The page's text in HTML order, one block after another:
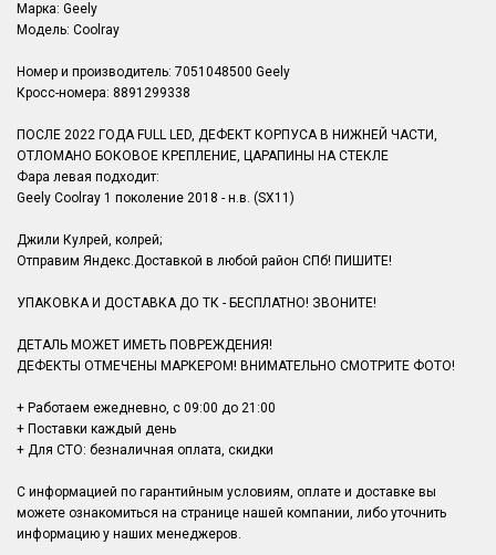
Марка: Geely
Модель: Coolray
Номер и производитель: 7051048500 Geely
Кросс-номера: 8891299338
ПОСЛЕ 2022 ГОДА FULL LED, ДЕФЕКТ КОРПУСА В НИЖНЕЙ ЧАСТИ,
ОТЛОМАНО БОКОВОЕ КРЕПЛЕНИЕ, ЦАРАПИНЫ НА СТЕКЛЕ
Фара левая подходит:
Geely Coolray 1 поколение 2018 - н.в. (SX11)
Джили Кулрей, колрей;
Отправим Яндекс.Доставкой в любой район СПб! ПИШИТЕ!
УПАКОВКА И ДОСТАВКА ДО ТК - БЕСПЛАТНО! ЗВОНИТЕ!
ДЕТАЛЬ МОЖЕТ ИМЕТЬ ПОВРЕЖДЕНИЯ!
ДЕФЕКТЫ ОТМЕЧЕНЫ МАРКЕРОМ! ВНИМАТЕЛЬНО СМОТРИТЕ ФОТО!
+ Работаем ежедневно, с 09:00 до 21:00
+ Поставки каждый день
+ Для СТО: безналичная оплата, скидки
С информацией по гарантийным условиям, оплате и доставке вы
можете ознакомиться на странице нашей компании, либо уточнить